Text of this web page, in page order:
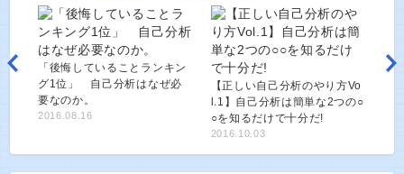
「後悔していることランキン
グ1位」 自己分析はなぜ必
要なのか。
2016.08.16
【正しい自己分析のやり方Vo
l.1】自己分析は簡単な2つの○
○を知るだけで十分だ!
2016.10.03